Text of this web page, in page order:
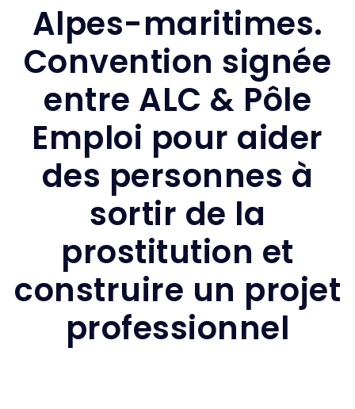
Alpes-maritimes.
Convention signée
entre ALC & Pôle
Emploi pour aider
des personnes à
sortir de la
prostitution et
construire un projet
professionnel